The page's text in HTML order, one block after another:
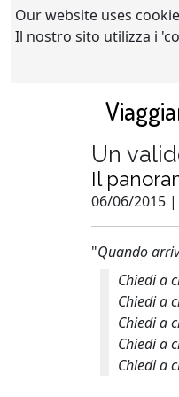
Our website uses
Il nostro sito utilizza i
Un
Il
06/06/2015 |
"Quando
Chiedi a
Chiedi a
Chiedi a
Chiedi a
Chiedi a